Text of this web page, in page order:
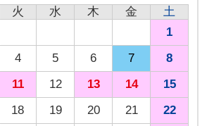
火 水 木 金
土
1
4 5 6 7
8
11 12 13 14
15
18 19 20 21
22